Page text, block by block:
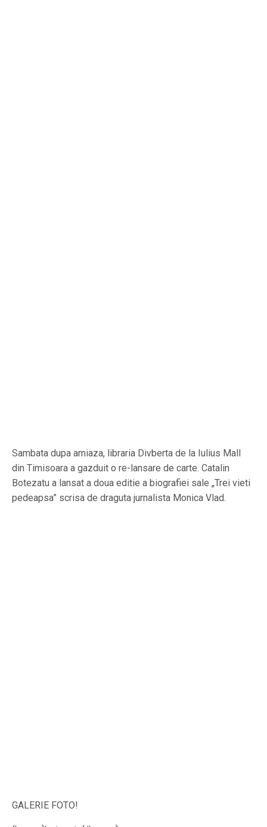
Sambata dupa amiaza, libraria Divberta de la Iulius Mall
din Timisoara a gazduit o re-lansare de carte. Catalin
Botezatu a lansat a doua editie a biografiei sale „Trei vieti
pedeapsa” scrisa de draguta jurnalista Monica Vlad.
GALERIE FOTO!